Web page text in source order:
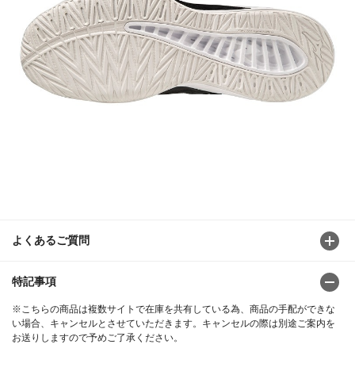
よくあるご質問
特記事項
※こちらの商品は複数サイトで在庫を共有している為、商品の手配ができな
い場合、キャンセルとさせていただきます。キャンセルの際は別途ご案内を
お送りしますので予めご了承ください。